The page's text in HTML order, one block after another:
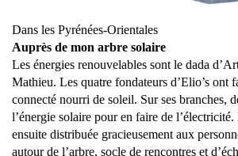
Dans les Pyrénées-Orientales
Auprès de mon arbre solaire
Les énergies renouvelables sont le dada
Mathieu. Les quatre fondateurs d’Elio’s ont
connecté nourri de soleil. Sur ses branches,
l’énergie solaire pour en faire de l’électricité.
ensuite distribuée gracieusement aux
autour de l’arbre, socle de rencontres et